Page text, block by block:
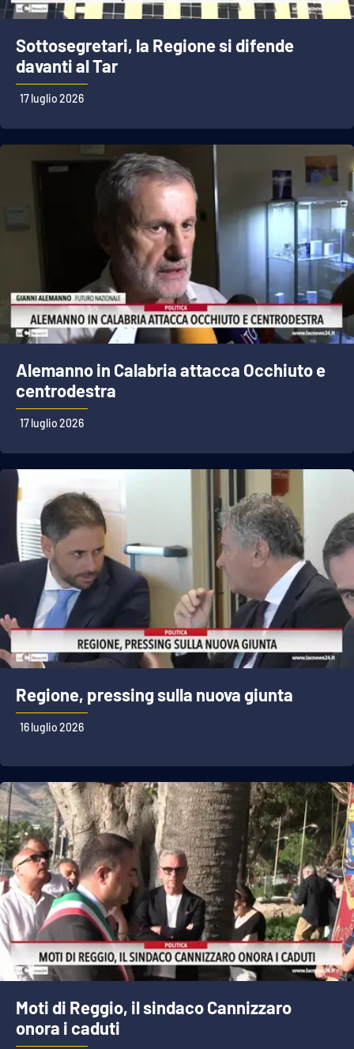
Sottosegretari, la Regione si difende
davanti al Tar
17 luglio 2026
Alemanno in Calabria attacca Occhiuto e
centrodestra
17 luglio 2026
Regione, pressing sulla nuova giunta
16 luglio 2026
Moti di Reggio, il sindaco Cannizzaro
onora i caduti